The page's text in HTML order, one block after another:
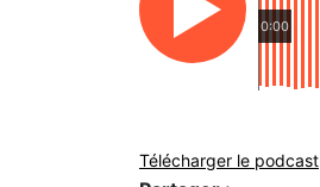
0:00
Télécharger le podcast